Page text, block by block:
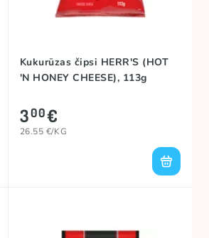
Kukurūzas čipsi HERR'S (HOT
'N HONEY CHEESE), 113g
300€
26.55 €/KG